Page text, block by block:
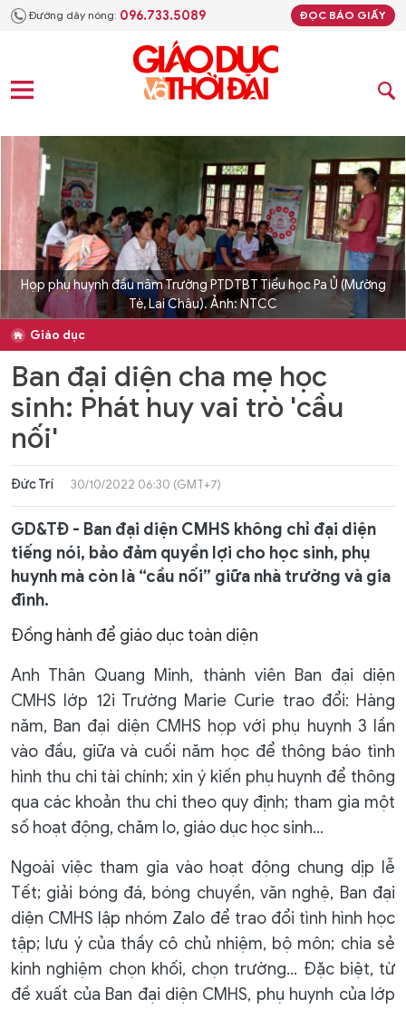
Đường dây nóng: 096.733.5089 ĐỌC BÁO GIẤY
Họp phụ huynh đầu năm Trường PTDTBT Tiểu học Pa Ủ (Mường
Tè, Lai Châu). Ảnh: NTCC
Giáo dục
Ban đại diện cha mẹ học
sinh: Phát huy vai trò 'cầu
nối'
Đức Trí 30/10/2022 06:30 (GMT+7)
GD&TĐ - Ban đại diện CMHS không chỉ đại diện
tiếng nói, bảo đảm quyền lợi cho học sinh, phụ
huynh mà còn là “cầu nối” giữa nhà trường và gia
đình.
Đồng hành để giáo dục toàn diện
Anh Thân Quang Minh, thành viên Ban đại diện
CMHS lớp 12i Trường Marie Curie trao đổi: Hàng
năm, Ban đại diện CMHS họp với phụ huynh 3 lần
vào đầu, giữa và cuối năm học để thông báo tình
hình thu chi tài chính; xin ý kiến phụ huynh để thông
qua các khoản thu chi theo quy định; tham gia một
số hoạt động, chăm lo, giáo dục học sinh…
Ngoài việc tham gia vào hoạt động chung dịp lễ
Tết; giải bóng đá, bóng chuyền, văn nghệ, Ban đại
diện CMHS lập nhóm Zalo để trao đổi tình hình học
tập; lưu ý của thầy cô chủ nhiệm, bộ môn; chia sẻ
kinh nghiệm chọn khối, chọn trường… Đặc biệt, từ
đề xuất của Ban đại diện CMHS, phụ huynh của lớp